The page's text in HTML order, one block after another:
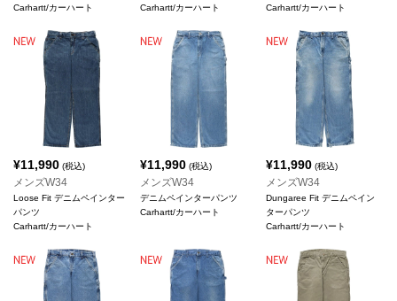
Carhartt/カーハート
Carhartt/カーハート
Carhartt/カーハート
¥11,990 (税込)
メンズW34
Loose Fit デニムペインター
パンツ
Carhartt/カーハート
¥11,990(税込)
メンズW34
デニムペインターパンツ
Carhartt/カーハート
¥11,990 (税込)
メンズW34
Dungaree Fit デニムペイン
ターパンツ
Carhartt/カーハート